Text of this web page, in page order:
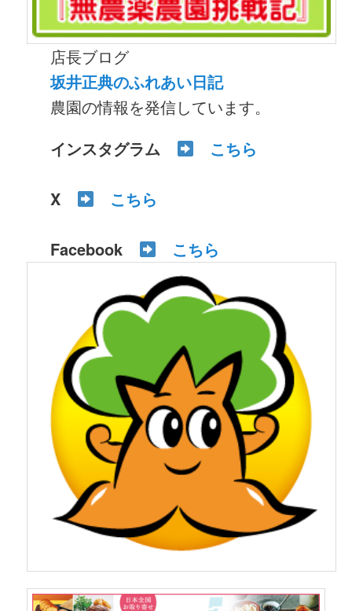
店長ブログ
坂井正典のふれあい日記
農園の情報を発信しています。
インスタグラム
こちら
X こちら
Facebook こちら